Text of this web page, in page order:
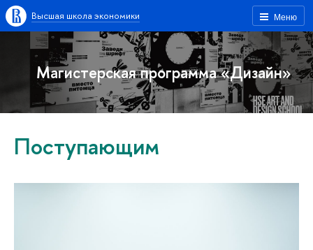
Меню
Высшая школа экономики
Магистерская программа «Дизайн»
Поступающим